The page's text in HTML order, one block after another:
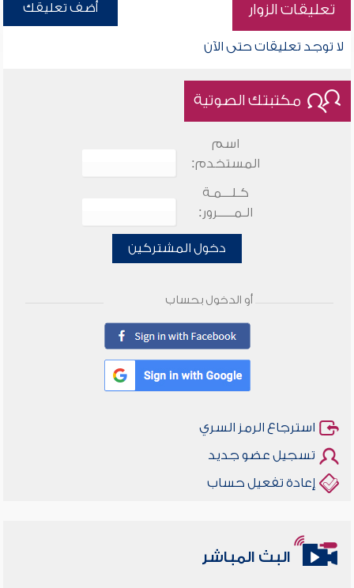
تعليقات الزوار أضف تعليقك
لا توجد تعليقات حتى الآن
مكتبتك الصوتية
اسم
المستخدم:
كـلـــمـة
الـمـــــرور:
دخول المشتركين
أو الدخول بحساب
استرجاع الرمز السري
تسجيل عضو جديد
إعادة تفعيل حساب
البث المباشر